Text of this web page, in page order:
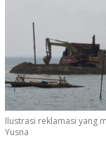
Ilustrasi reklamasi yang
Yusna